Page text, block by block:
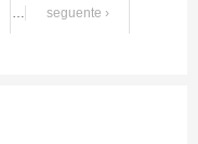
… seguente ›